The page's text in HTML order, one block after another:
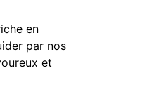
en
par nos
et